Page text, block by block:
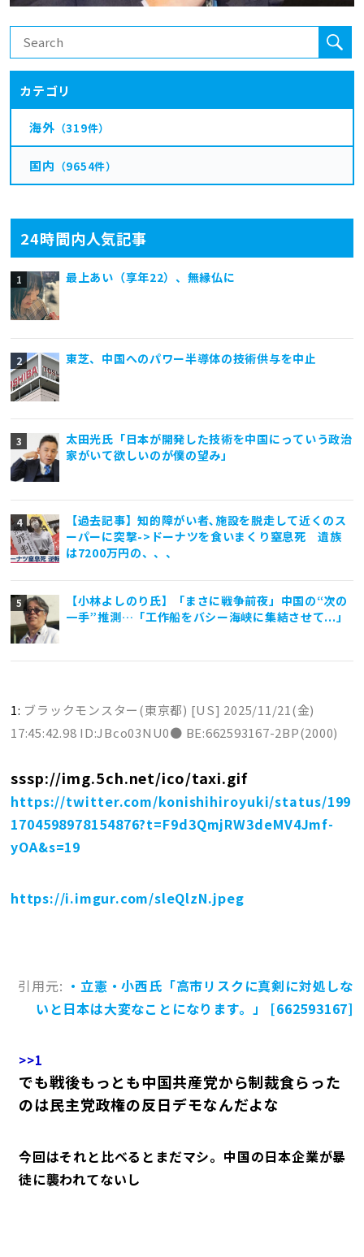
24時間内人気記事
最上あい（享年22）、無縁仏に
東芝、中国へのパワー半導体の技術供与を中止
太田光氏「日本が開発した技術を中国にっていう政治
家がいて欲しいのが僕の望み」
【過去記事】知的障がい者､施設を脱走して近くのス
ーパーに突撃->ドーナツを食いまくり窒息死 遺族
は7200万円の、、、
【小林よしのり氏】「まさに戦争前夜」中国の“次の
一手”推測…「工作船をバシー海峡に集結させて...」
1: ブラックモンスター(東京都) [US] 2025/11/21(金)
17:45:42.98 ID:JBco03NU0● BE:662593167-2BP(2000)
sssp://img.5ch.net/ico/taxi.gif
https://twitter.com/konishihiroyuki/status/199
1704598978154876?t=F9d3QmjRW3deMV4Jmf-
yOA&s=19
https://i.imgur.com/sleQlzN.jpeg
引用元: ・立憲・小西氏「高市リスクに真剣に対処しな
いと日本は大変なことになります。」 [662593167]
>>1
でも戦後もっとも中国共産党から制裁食らった
のは民主党政権の反日デモなんだよな
今回はそれと比べるとまだマシ。中国の日本企業が暴
徒に襲われてないし
カテゴリ
海外 （319件）
国内 （9654件）